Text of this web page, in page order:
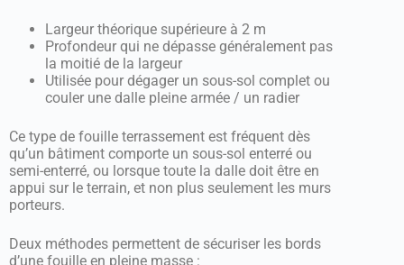
Largeur théorique supérieure à 2 m
Profondeur qui ne dépasse généralement pas
la moitié de la largeur
Utilisée pour dégager un sous-sol complet ou
couler une dalle pleine armée / un radier
Ce type de fouille terrassement est fréquent dès
qu’un bâtiment comporte un sous-sol enterré ou
semi-enterré, ou lorsque toute la dalle doit être en
appui sur le terrain, et non plus seulement les murs
porteurs.
Deux méthodes permettent de sécuriser les bords
d’une fouille en pleine masse :